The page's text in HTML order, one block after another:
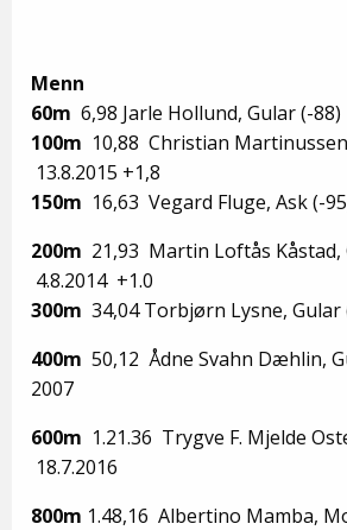
Menn
60m 6,98 Jarle Hollund, Gular (-
100m 10,88 Christian
13.8.2015 +1,8
150m 16,63 Vegard Fluge, Ask (-
200m 21,93 Martin Loftås Kåstad,
4.8.2014 +1.0
300m 34,04 Torbjørn Lysne, Gular
400m 50,12 Ådne Svahn Dæhlin,
2007
600m 1.21.36 Trygve F. Mjelde
18.7.2016
800m 1.48,16 Albertino Mamba,